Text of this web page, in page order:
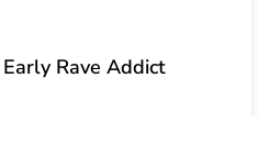
Early Rave Addict